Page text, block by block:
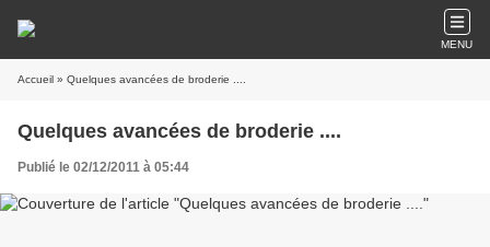
MENU
Accueil » Quelques avancées de broderie ....
Quelques avancées de broderie ....
Publié le 02/12/2011 à 05:44